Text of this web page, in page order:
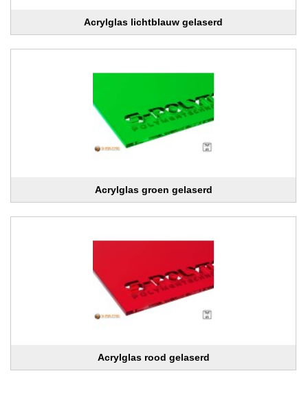
Acrylglas lichtblauw gelaserd
Acrylglas groen gelaserd
Acrylglas rood gelaserd